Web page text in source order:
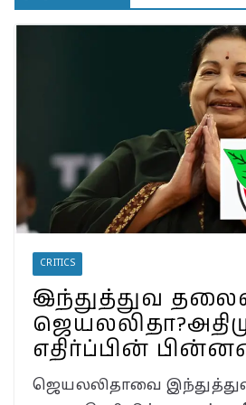
தெரியுமா?
கொண்டாட
40
இடத்தில்
வயநாடு
இதுதான்
Landslide
CRITICS
இந்துத்துவ
எதிர்ப்பின்
ஜெயலலிதாவை